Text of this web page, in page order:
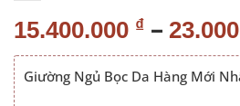
15.400.000 ₫ –
Giường Ngủ Bọc Da Hàng Mới